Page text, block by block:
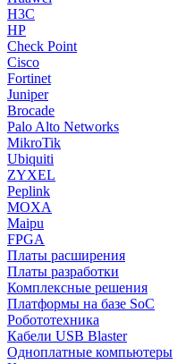
H3C
HP
Check Point
Cisco
Fortinet
Juniper
Brocade
Palo Alto Networks
MikroTik
Ubiquiti
ZYXEL
Peplink
MOXA
Maipu
FPGA
Платы расширения
Платы разработки
Комплексные решения
Платформы на базе SoC
Робототехника
Кабели USB Blaster
Одноплатные компьютеры